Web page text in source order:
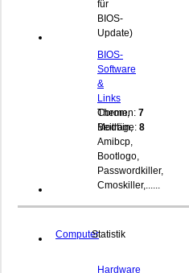
für
BIOS-
Update)
BIOS-
Software
&
Links
Cbrom,
Modbin,
Amibcp,
Bootlogo,
Passwordkiller,
Cmoskiller,......
Themen: 7
Beiträge: 8
ComputerStatistik
Hardware